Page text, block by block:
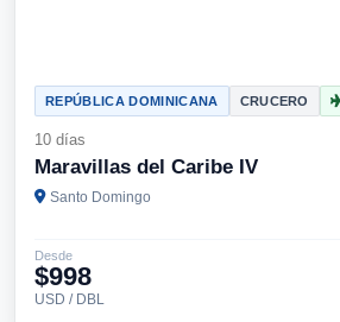
REPÚBLICA DOMINICANA CRUCERO
10 días
Maravillas del Caribe IV
Santo Domingo
Desde
$998
USD / DBL